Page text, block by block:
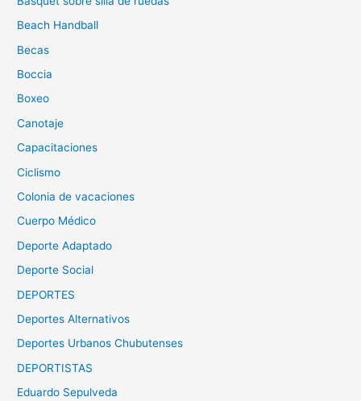
Beach Handball
Becas
Boccia
Boxeo
Canotaje
Capacitaciones
Ciclismo
Colonia de vacaciones
Cuerpo Médico
Deporte Adaptado
Deporte Social
DEPORTES
Deportes Alternativos
Deportes Urbanos Chubutenses
DEPORTISTAS
Eduardo Sepulveda